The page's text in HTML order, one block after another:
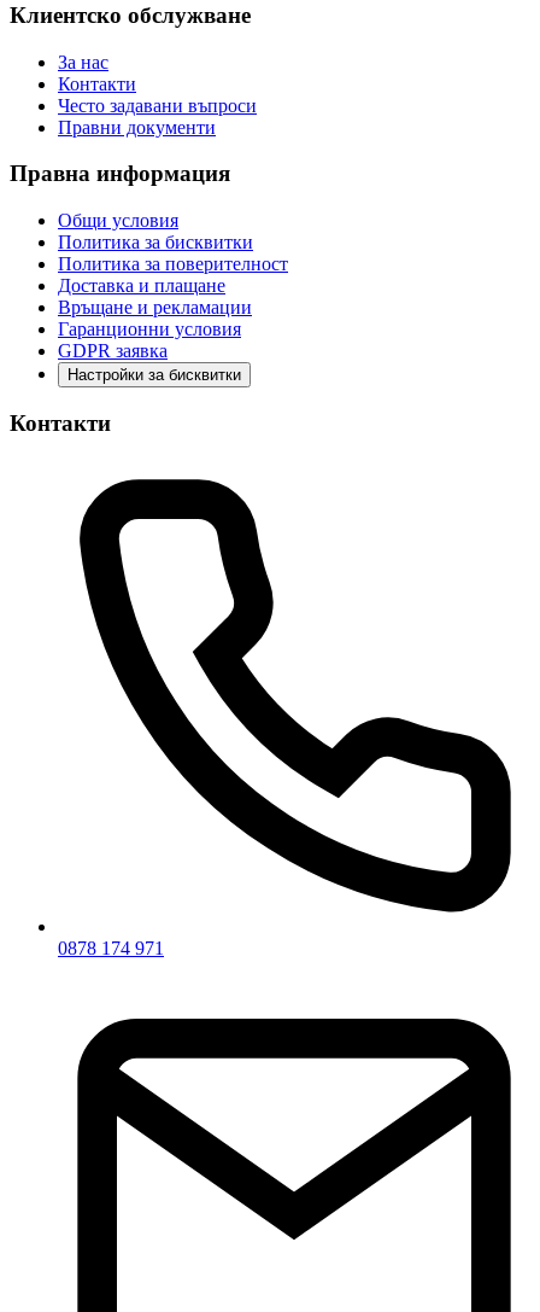
Клиентско обслужване
За нас
Контакти
Често задавани въпроси
Правни документи
Правна информация
Общи условия
Политика за бисквитки
Политика за поверителност
Доставка и плащане
Връщане и рекламации
Гаранционни условия
GDPR заявка
Настройки за бисквитки
Контакти
0878 174 971